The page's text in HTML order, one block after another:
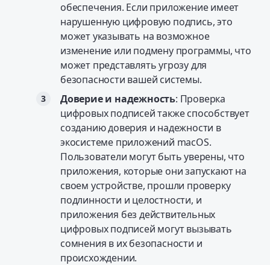
обеспечения. Если приложение имеет
нарушенную цифровую подпись, это
может указывать на возможное
изменение или подмену программы, что
может представлять угрозу для
безопасности вашей системы.
Доверие и надежность: Проверка
цифровых подписей также способствует
созданию доверия и надежности в
экосистеме приложений macOS.
Пользователи могут быть уверены, что
приложения, которые они запускают на
своем устройстве, прошли проверку
подлинности и целостности, и
приложения без действительных
цифровых подписей могут вызывать
сомнения в их безопасности и
происхождении.